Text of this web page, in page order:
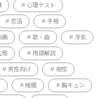
心理テスト
恋活 手相
画 歌・曲 浮気
態 用語解説
男性向け 相性
結婚 胸キュン